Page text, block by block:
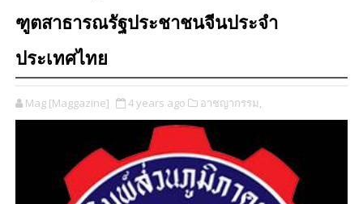
ฑูตสาธารณรัฐประชาชนจีนประจำ
ประเทศไทย
Mag [Maggazine] 4 years ago อาชญากรรม,